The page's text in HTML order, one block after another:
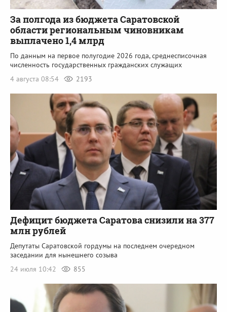
За полгода из бюджета Саратовской
области региональным чиновникам
выплачено 1,4 млрд
По данным на первое полугодие 2026 года, среднесписочная
численность государственных гражданских служащих
4 августа 08:54
2193
Дефицит бюджета Саратова снизили на 377
млн рублей
Депутаты Саратовской гордумы на последнем очередном
заседании для нынешнего созыва
24 июля 10:42
855